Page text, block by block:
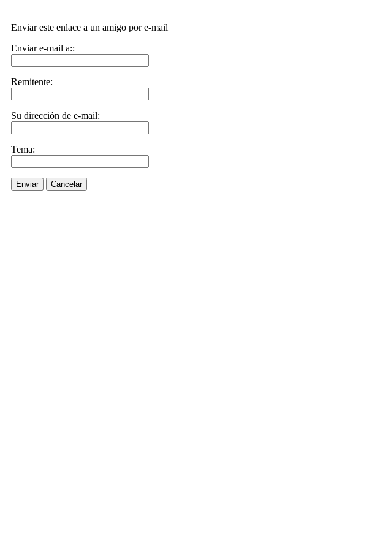
Enviar este enlace a un amigo por e-mail
Enviar e-mail a::
Remitente:
Su dirección de e-mail:
Tema:
Enviar Cancelar